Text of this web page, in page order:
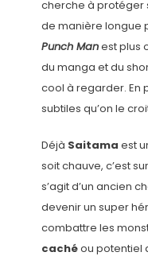
cherche à protéger
de manière longue
Punch Manest plus
du manga et du
cool à regarder. En
subtiles qu’on le
Déjà Saitama est
soit chauve, c’est
s’agit d’un ancien
devenir un super
combattre les
cachéou potentiel